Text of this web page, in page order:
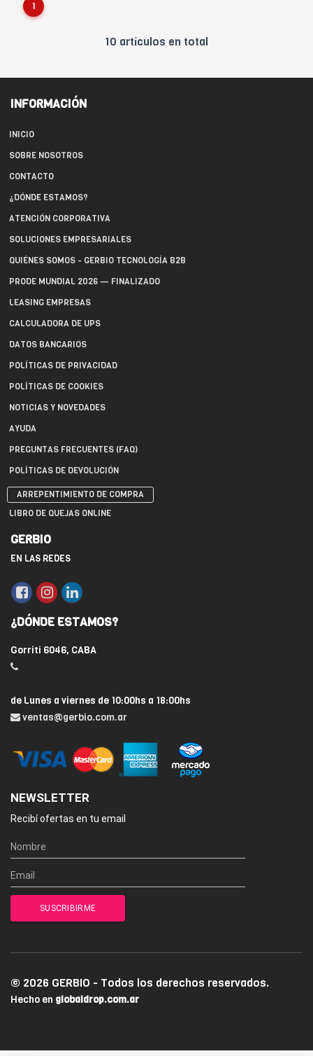
1
10 artículos en total
INFORMACIÓN
INICIO
SOBRE NOSOTROS
CONTACTO
¿DÓNDE ESTAMOS?
ATENCIÓN CORPORATIVA
SOLUCIONES EMPRESARIALES
QUIÉNES SOMOS - GERBIO TECNOLOGÍA B2B
PRODE MUNDIAL 2026 — FINALIZADO
LEASING EMPRESAS
CALCULADORA DE UPS
DATOS BANCARIOS
POLÍTICAS DE PRIVACIDAD
POLÍTICAS DE COOKIES
NOTICIAS Y NOVEDADES
AYUDA
PREGUNTAS FRECUENTES (FAQ)
POLÍTICAS DE DEVOLUCIÓN
ARREPENTIMIENTO DE COMPRA
LIBRO DE QUEJAS ONLINE
GERBIO
EN LAS REDES
¿DÓNDE ESTAMOS?
Gorriti 6046, CABA
de Lunes a viernes de 10:00hs a 18:00hs
ventas@gerbio.com.ar
NEWSLETTER
Recibí ofertas en tu email
© 2026 GERBIO - Todos los derechos reservados.
Hecho en globaldrop.com.ar